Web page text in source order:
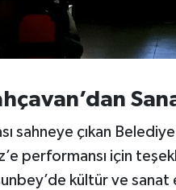
sahneye çıkan
performansı için
kültür ve